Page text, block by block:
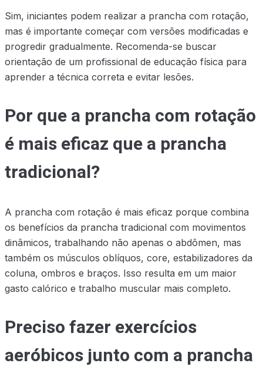
Sim, iniciantes podem realizar a prancha com rotação,
mas é importante começar com versões modificadas e
progredir gradualmente. Recomenda-se buscar
orientação de um profissional de educação física para
aprender a técnica correta e evitar lesões.
Por que a prancha com rotação
é mais eficaz que a prancha
tradicional?
A prancha com rotação é mais eficaz porque combina
os benefícios da prancha tradicional com movimentos
dinâmicos, trabalhando não apenas o abdômen, mas
também os músculos oblíquos, core, estabilizadores da
coluna, ombros e braços. Isso resulta em um maior
gasto calórico e trabalho muscular mais completo.
Preciso fazer exercícios
aeróbicos junto com a prancha